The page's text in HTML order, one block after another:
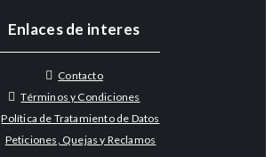
Enlaces de interes
Contacto
Términos y Condiciones
Política de Tratamiento de Datos
Peticiones, Quejas y Reclamos